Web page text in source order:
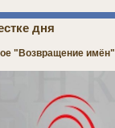
дня
"Возвращение имён"